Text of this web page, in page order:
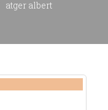
atger albert